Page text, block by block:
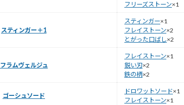
フリーズストーン×1
スティンガー＋1
スティンガー×1
フレイストーン×2
とがった口ばし×2
フラムヴェルジュ
フレイストーン×1
鋭い刃×2
鉄の柄×2
ゴーシュソード
ドロワットソード×1
フレイストーン×1